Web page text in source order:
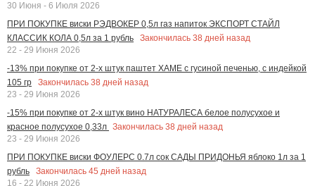
30 Июня - 6 Июля 2026
ПРИ ПОКУПКЕ виски РЭДВОКЕР 0,5л газ напиток ЭКСПОРТ СТАЙЛ
КЛАССИК КОЛА 0,5л за 1 рубль
Закончилась 38 дней назад
22 - 29 Июня 2026
-13% при покупке от 2-х штук паштет ХАМЕ с гусиной печенью, с индейкой
105 гр
Закончилась 38 дней назад
23 - 29 Июня 2026
-15% при покупке от 2-х штук вино НАТУРАЛЕСА белое полусухое и
красное полусухое 0,33л Закончилась 38 дней назад
23 - 29 Июня 2026
ПРИ ПОКУПКЕ виски ФОУЛЕРС 0.7л сок САДЫ ПРИДОНЬЯ яблоко 1л за 1
рубль
Закончилась 45 дней назад
16 - 22 Июня 2026